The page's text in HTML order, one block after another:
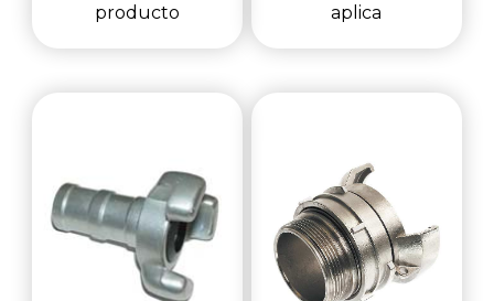
producto
aplica